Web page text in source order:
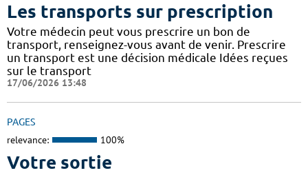
Les transports sur prescription
Votre médecin peut vous prescrire un bon de
transport, renseignez-vous avant de venir. Prescrire
un transport est une décision médicale Idées reçues
sur le transport
17/06/2026 13:48
PAGES
relevance: 100%
Votre sortie